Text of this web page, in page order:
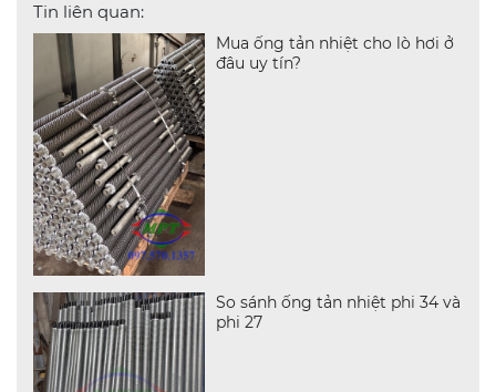
Tin liên quan:
Mua ống tản nhiệt cho lò hơi ở
đâu uy tín?
So sánh ống tản nhiệt phi 34 và
phi 27